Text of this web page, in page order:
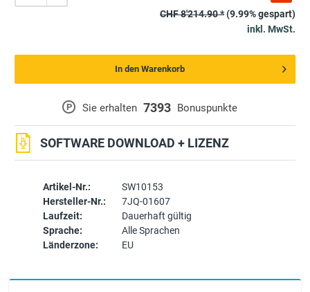
Artikel-Nr.:
SW10153
Hersteller-Nr.:
7JQ-01607
Laufzeit:
Dauerhaft gültig
Sprache:
Alle Sprachen
Länderzone:
EU
P Sie erhalten 7393 Bonuspunkte
SOFTWARE DOWNLOAD + LIZENZ
CHF 8'214.90 *(9.99% gespart)
inkl. MwSt.
In den Warenkorb